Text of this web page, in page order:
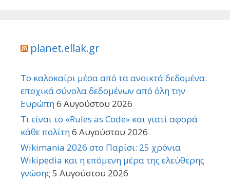
planet.ellak.gr
Το καλοκαίρι μέσα από τα ανοικτά δεδομένα:
εποχικά σύνολα δεδομένων από όλη την
Ευρώπη6 Αυγούστου 2026
Τι είναι το «Rules as Code» και γιατί αφορά
κάθε πολίτη6 Αυγούστου 2026
Wikimania 2026 στο Παρίσι: 25 χρόνια
Wikipedia και η επόμενη μέρα της ελεύθερης
γνώσης 5 Αυγούστου 2026